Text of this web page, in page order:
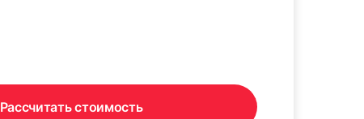
Рассчитать стоимость